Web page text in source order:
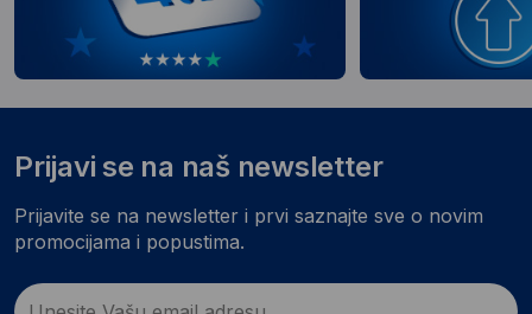
Prijavi se na naš newsletter
Prijavite se na newsletter i prvi saznajte sve o novim
promocijama i popustima.